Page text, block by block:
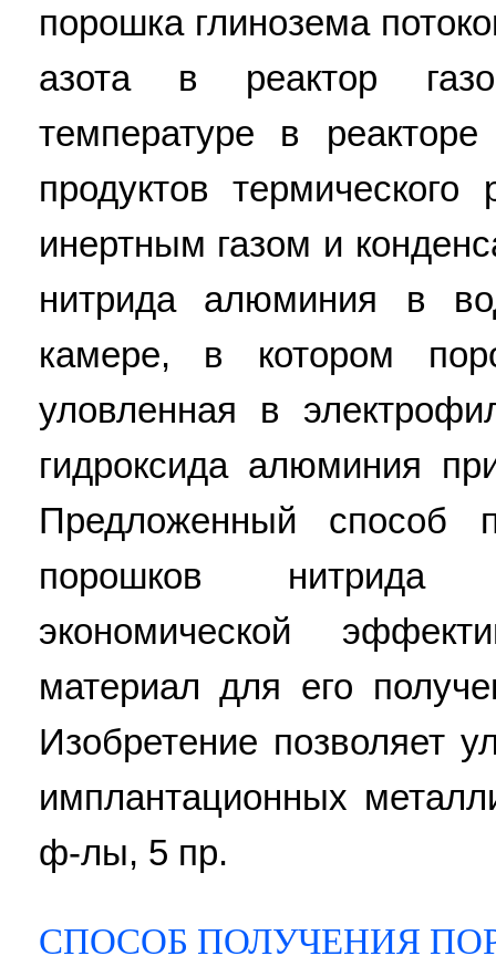
порошка глинозема
азота в реактор
температуре в
продуктов
инертным газом и
нитрида алюминия в
камере, в котором
уловленная в
гидроксида алюминия
Предложенный способ
порошков нитрида
экономической
материал для его
Изобретение позволяет
имплантационных
ф-лы, 5 пр.
СПОСОБ ПОЛУЧЕНИЯ